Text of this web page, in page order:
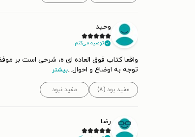
وحید
توصیه می‌کنم.
واقعا کتاب فوق العاده ای ه، شرحی است بر
توجه به اوضاع و احوال...بیشتر
مفید بود (۸) مفید نبود
رضا